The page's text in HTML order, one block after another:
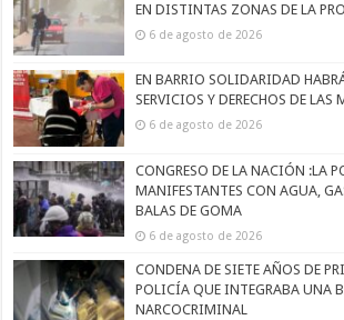
EN DISTINTAS ZONAS DE LA
6 de agosto de 2026
EN BARRIO SOLIDARIDAD
SERVICIOS Y DERECHOS DE LAS
6 de agosto de 2026
CONGRESO DE LA NACIÓN :LA
MANIFESTANTES CON AGUA,
BALAS DE GOMA
6 de agosto de 2026
CONDENA DE SIETE AÑOS DE
POLICÍA QUE INTEGRABA UNA
NARCOCRIMINAL